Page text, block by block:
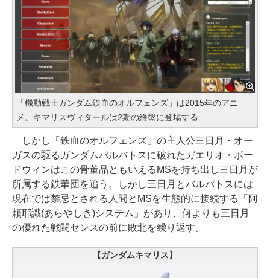
「機動戦士ガンダム鉄血のオルフェンズ」は2015年のアニ
メ。キマリスヴィタールは2期の終盤に登場する
しかし「鉄血のオルフェンズ」の主人公三日月・オー
ガスの駆るガンダムバルバトスに破れたガエリオ・ボー
ドウィンはこの骨董品ともいえるMSを持ち出し三日月が
所属する鉄華団を追う。しかし三日月とバルバトスには
現在では禁忌とされる人間とMSを生態的に接続する「阿
頼耶識(あらやしき)システム」があり、何よりも三日月
の優れた戦闘センスの前に敗北を繰り返す。
【ガンダムキマリス】